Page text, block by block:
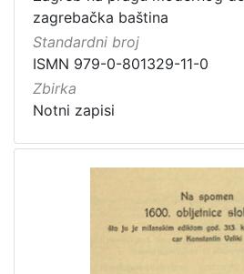
zagrebačka baština
Standardni broj
ISMN 979-0-801329-11-0
Zbirka
Notni zapisi